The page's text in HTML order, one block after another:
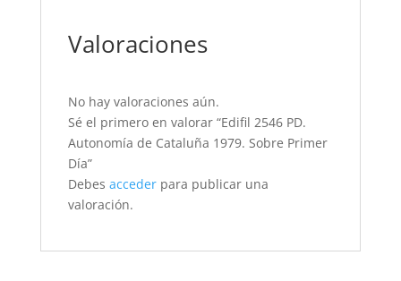
Valoraciones
No hay valoraciones aún.
Sé el primero en valorar “Edifil 2546 PD.
Autonomía de Cataluña 1979. Sobre Primer
Día”
Debes accederpara publicar una
valoración.